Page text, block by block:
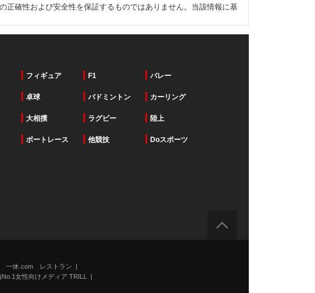
正確性および安全性を保証するものではありません。当該情報に基
フィギュア F1 バレー
卓球 バドミントン カーリング
大相撲 ラグビー 陸上
ボートレース 他競技 Doスポーツ
一休.com レストラン
No.1女性向けメディア TRILL